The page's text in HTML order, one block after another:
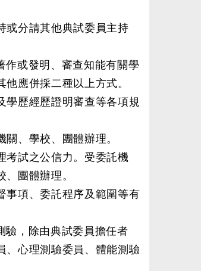
或分請其他典試委員主持
或發明、審查知能有關學
應併採二種以上方式。
學歷經歷證明審查等各項規
、學校、團體辦理。
考試之公信力。受委託機
團體辦理。
事項、委託程序及範圍等有
，除由典試委員擔任者
、心理測驗委員、體能測驗